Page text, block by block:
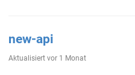
new-api
Aktualisiert vor 1 Monat